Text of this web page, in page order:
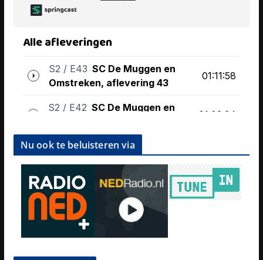
Nu ook te beluisteren via